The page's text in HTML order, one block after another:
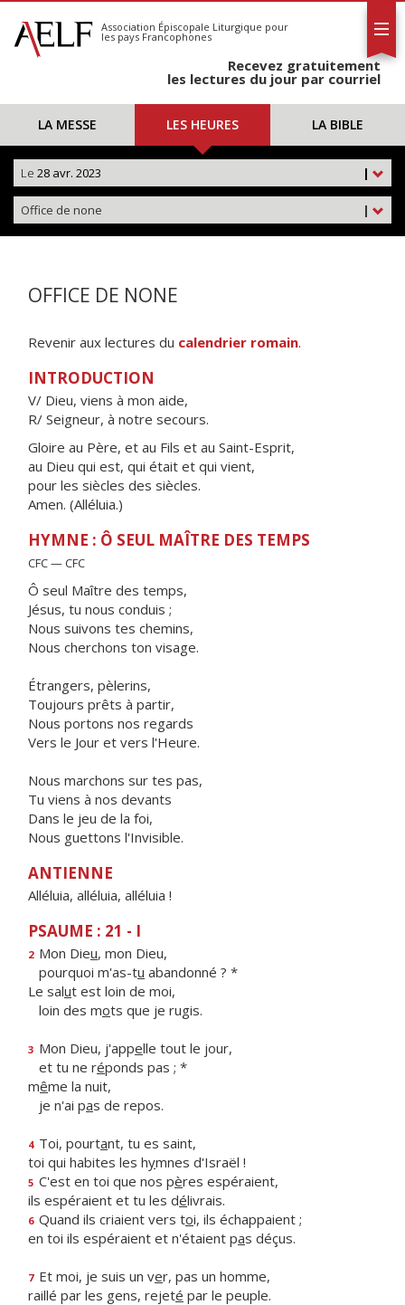
S'abonner
Calendrier
Association Épiscopale Liturgique pour
les pays Francophones
Recevez gratuitement
les lectures du jour par courriel
LA MESSE LES HEURES LA BIBLE
|
Le 28 avr. 2023
|
Office de none
OFFICE DE NONE
Revenir aux lectures du calendrier romain.
INTRODUCTION
V/ Dieu, viens à mon aide,
R/ Seigneur, à notre secours.
Gloire au Père, et au Fils et au Saint-Esprit,
au Dieu qui est, qui était et qui vient,
pour les siècles des siècles.
Amen. (Alléluia.)
HYMNE : Ô SEUL MAÎTRE DES TEMPS
CFC — CFC
Ô seul Maître des temps,
Jésus, tu nous conduis ;
Nous suivons tes chemins,
Nous cherchons ton visage.
Étrangers, pèlerins,
Toujours prêts à partir,
Nous portons nos regards
Vers le Jour et vers l'Heure.
Nous marchons sur tes pas,
Tu viens à nos devants
Dans le jeu de la foi,
Nous guettons l'Invisible.
ANTIENNE
Alléluia, alléluia, alléluia !
PSAUME : 21 - I
2 Mon Dieu, mon Dieu,
pourquoi m'as-tu abandonné ? *
Le salut est loin de moi,
loin des mots que je rugis.
3 Mon Dieu, j'appelle tout le jour,
et tu ne réponds pas ; *
même la nuit,
je n'ai pas de repos.
4 Toi, pourtant, tu es saint,
toi qui habites les hymnes d'Israël !
5 C'est en toi que nos pères espéraient,
ils espéraient et tu les délivrais.
6 Quand ils criaient vers toi, ils échappaient ;
en toi ils espéraient et n'étaient pas déçus.
7 Et moi, je suis un ver, pas un homme,
raillé par les gens, rejeté par le peuple.